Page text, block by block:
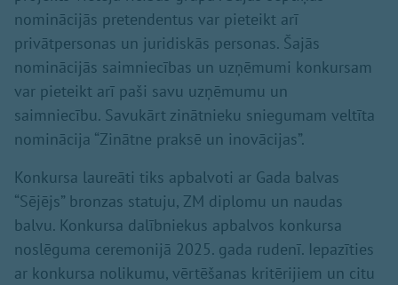
nominācijās pretendentus var pieteikt arī
privātpersonas un juridiskās personas. Šajās
nominācijās saimniecības un uzņēmumi konkursam
var pieteikt arī paši savu uzņēmumu un
saimniecību. Savukārt zinātnieku sniegumam veltīta
nominācija “Zinātne praksē un inovācijas”.
Konkursa laureāti tiks apbalvoti ar Gada balvas
“Sējējs” bronzas statuju, ZM diplomu un naudas
balvu. Konkursa dalībniekus apbalvos konkursa
noslēguma ceremonijā 2025. gada rudenī. Iepazīties
ar konkursa nolikumu, vērtēšanas kritērijiem un citu